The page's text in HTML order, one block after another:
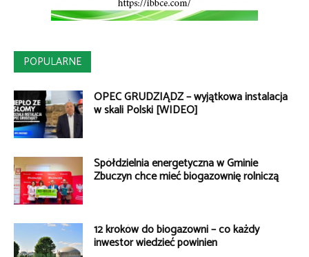
POPULARNE
OPEC GRUDZIĄDZ – wyjątkowa instalacja
w skali Polski [WIDEO]
Spółdzielnia energetyczna w Gminie
Zbuczyn chce mieć biogazownię rolniczą
12 kroków do biogazowni – co każdy
inwestor wiedzieć powinien